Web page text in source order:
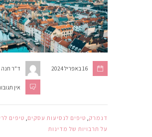
ד"ר חנה 16 באפריל 2024
אין
דנמרק טיפים לנסיעות עסקים טיפים
על תרבויות של מדינות